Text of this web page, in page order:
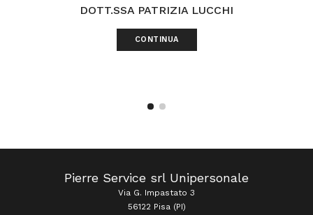
DOTT.SSA PATRIZIA LUCCHI
CONTINUA
Pierre Service srl Unipersonale
Via G. Impastato 3
56122 Pisa (PI)